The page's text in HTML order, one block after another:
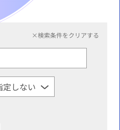
×検索条件をクリアする